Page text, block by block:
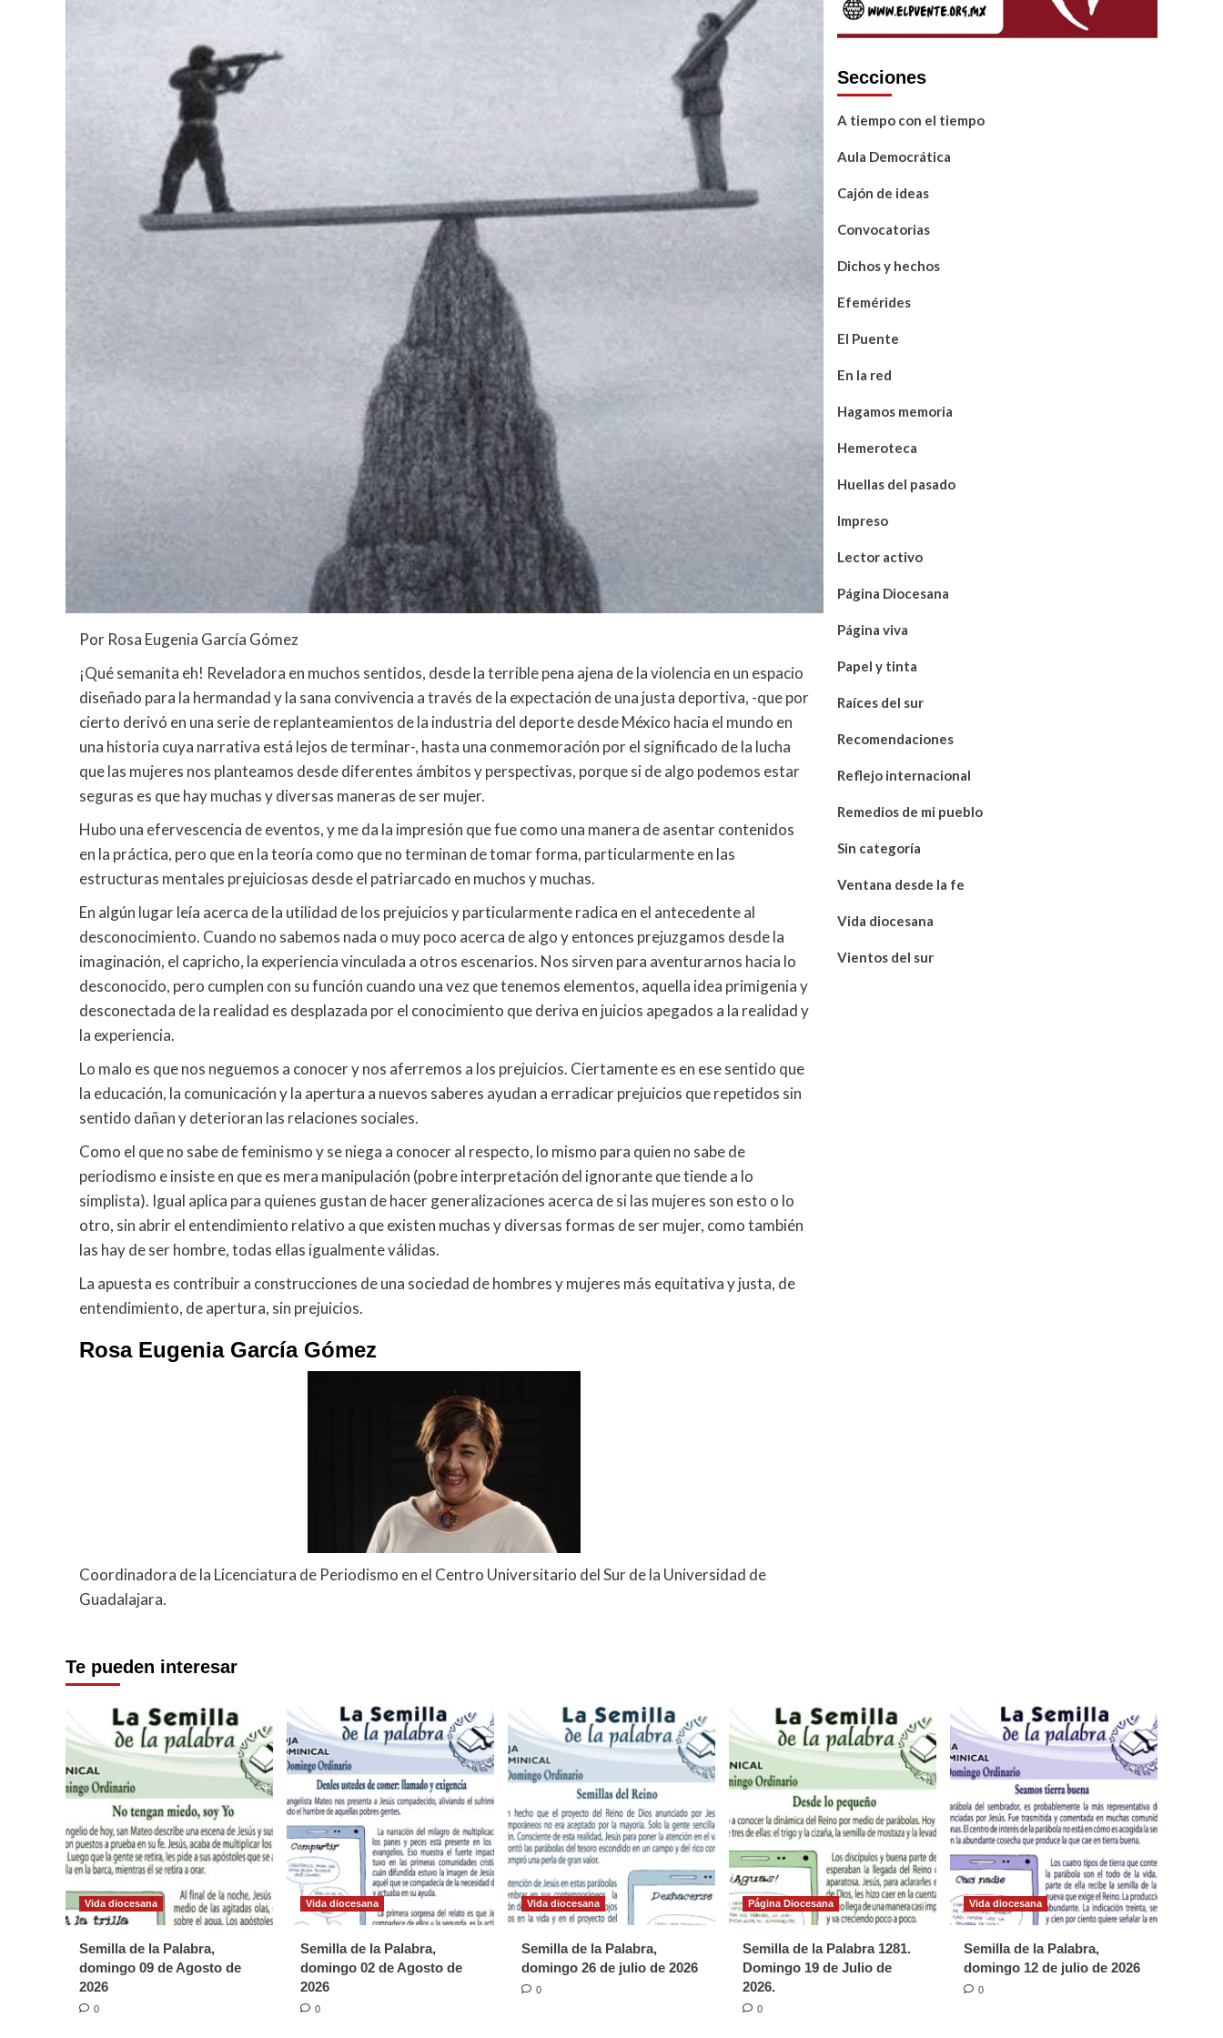
Por Rosa Eugenia García Gómez
¡Qué semanita eh! Reveladora en muchos sentidos, desde la terrible pena ajena de la violencia en un espacio
diseñado para la hermandad y la sana convivencia a través de la expectación de una justa deportiva, -que por
cierto derivó en una serie de replanteamientos de la industria del deporte desde México hacia el mundo en
una historia cuya narrativa está lejos de terminar-, hasta una conmemoración por el significado de la lucha
que las mujeres nos planteamos desde diferentes ámbitos y perspectivas, porque si de algo podemos estar
seguras es que hay muchas y diversas maneras de ser mujer.
Hubo una efervescencia de eventos, y me da la impresión que fue como una manera de asentar contenidos
en la práctica, pero que en la teoría como que no terminan de tomar forma, particularmente en las
estructuras mentales prejuiciosas desde el patriarcado en muchos y muchas.
En algún lugar leía acerca de la utilidad de los prejuicios y particularmente radica en el antecedente al
desconocimiento. Cuando no sabemos nada o muy poco acerca de algo y entonces prejuzgamos desde la
imaginación, el capricho, la experiencia vinculada a otros escenarios. Nos sirven para aventurarnos hacia lo
desconocido, pero cumplen con su función cuando una vez que tenemos elementos, aquella idea primigenia y
desconectada de la realidad es desplazada por el conocimiento que deriva en juicios apegados a la realidad y
la experiencia.
Lo malo es que nos neguemos a conocer y nos aferremos a los prejuicios. Ciertamente es en ese sentido que
la educación, la comunicación y la apertura a nuevos saberes ayudan a erradicar prejuicios que repetidos sin
sentido dañan y deterioran las relaciones sociales.
Como el que no sabe de feminismo y se niega a conocer al respecto, lo mismo para quien no sabe de
periodismo e insiste en que es mera manipulación (pobre interpretación del ignorante que tiende a lo
simplista). Igual aplica para quienes gustan de hacer generalizaciones acerca de si las mujeres son esto o lo
otro, sin abrir el entendimiento relativo a que existen muchas y diversas formas de ser mujer, como también
las hay de ser hombre, todas ellas igualmente válidas.
La apuesta es contribuir a construcciones de una sociedad de hombres y mujeres más equitativa y justa, de
entendimiento, de apertura, sin prejuicios.
Rosa Eugenia García Gómez
Coordinadora de la Licenciatura de Periodismo en el Centro Universitario del Sur de la Universidad de
Guadalajara.
Secciones
A tiempo con el tiempo
Aula Democrática
Cajón de ideas
Convocatorias
Dichos y hechos
Efemérides
El Puente
En la red
Hagamos memoria
Hemeroteca
Huellas del pasado
Impreso
Lector activo
Página Diocesana
Página viva
Papel y tinta
Raíces del sur
Recomendaciones
Reflejo internacional
Remedios de mi pueblo
Sin categoría
Ventana desde la fe
Vida diocesana
Vientos del sur
Te pueden interesar
Vida diocesana
Semilla de la Palabra,
domingo 09 de Agosto de
2026
0
Vida diocesana
Semilla de la Palabra,
domingo 02 de Agosto de
2026
0
Vida diocesana
Semilla de la Palabra,
domingo 26 de julio de 2026
0
Página Diocesana
Semilla de la Palabra 1281.
Domingo 19 de Julio de
2026.
0
Vida diocesana
Semilla de la Palabra,
domingo 12 de julio de 2026
0